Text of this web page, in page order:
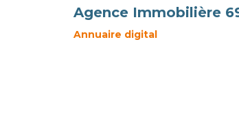
Agence Immobilière
Annuaire digital